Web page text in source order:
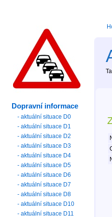
Dopravní informace
- aktuální situace D0
- aktuální situace D1
- aktuální situace D2
- aktuální situace D3
- aktuální situace D4
- aktuální situace D5
- aktuální situace D6
- aktuální situace D7
- aktuální situace D8
- aktuální situace D10
- aktuální situace D11